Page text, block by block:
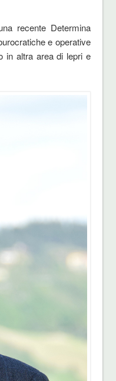
recente Determina
e operative
in altra area di lepri e